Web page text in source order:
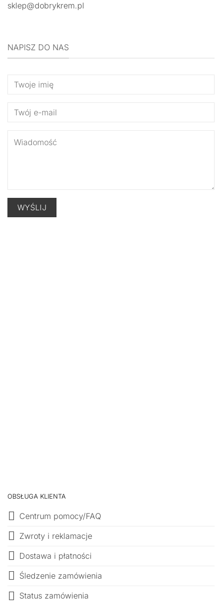
sklep@dobrykrem.pl
NAPISZ DO NAS
OBSŁUGA KLIENTA
Centrum pomocy/FAQ
Zwroty i reklamacje
Dostawa i płatności
Śledzenie zamówienia
Status zamówienia